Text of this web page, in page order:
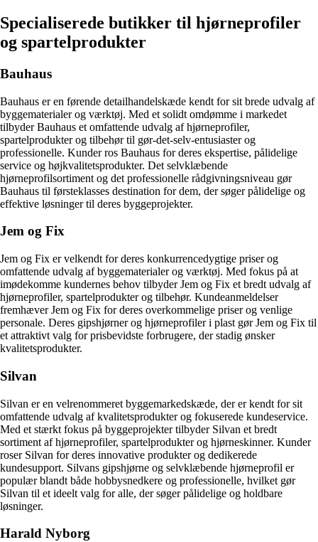
Specialiserede butikker til hjørneprofiler
og spartelprodukter
Bauhaus
Bauhaus er en førende detailhandelskæde kendt for sit brede udvalg af
byggematerialer og værktøj. Med et solidt omdømme i markedet
tilbyder Bauhaus et omfattende udvalg af hjørneprofiler,
spartelprodukter og tilbehør til gør-det-selv-entusiaster og
professionelle. Kunder ros Bauhaus for deres ekspertise, pålidelige
service og højkvalitetsprodukter. Det selvklæbende
hjørneprofilsortiment og det professionelle rådgivningsniveau gør
Bauhaus til førsteklasses destination for dem, der søger pålidelige og
effektive løsninger til deres byggeprojekter.
Jem og Fix
Jem og Fix er velkendt for deres konkurrencedygtige priser og
omfattende udvalg af byggematerialer og værktøj. Med fokus på at
imødekomme kundernes behov tilbyder Jem og Fix et bredt udvalg af
hjørneprofiler, spartelprodukter og tilbehør. Kundeanmeldelser
fremhæver Jem og Fix for deres overkommelige priser og venlige
personale. Deres gipshjørner og hjørneprofiler i plast gør Jem og Fix til
et attraktivt valg for prisbevidste forbrugere, der stadig ønsker
kvalitetsprodukter.
Silvan
Silvan er en velrenommeret byggemarkedskæde, der er kendt for sit
omfattende udvalg af kvalitetsprodukter og fokuserede kundeservice.
Med et stærkt fokus på byggeprojekter tilbyder Silvan et bredt
sortiment af hjørneprofiler, spartelprodukter og hjørneskinner. Kunder
roser Silvan for deres innovative produkter og dedikerede
kundesupport. Silvans gipshjørne og selvklæbende hjørneprofil er
populær blandt både hobbysnedkere og professionelle, hvilket gør
Silvan til et ideelt valg for alle, der søger pålidelige og holdbare
løsninger.
Harald Nyborg